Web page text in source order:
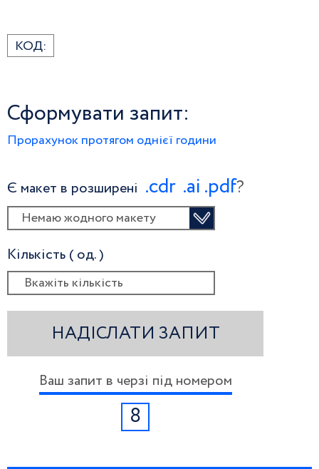
КОД:
Сформувати запит:
Прорахунок протягом однієї години
Є макет в розширені .сdr .ai .pdf?
Немаю жодного макету
Кількість ( од. )
НАДІСЛАТИ ЗАПИТ
Ваш запит в черзі під номером
8